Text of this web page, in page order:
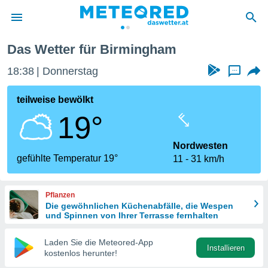
wurde
dass
sind.
diese
Das Wetter für Birmingham
18:38 Donnerstag ...
teilweise bewölkt
19°
gefühlte Temperatur 19°
Nordwesten
11
31 km/h
Pflanzen
Die gewöhnlichen Küchenabfälle, die Wespen
und Spinnen von Ihrer Terrasse fernhalten
Laden Sie die Meteored-App
kostenlos herunter!
Installieren